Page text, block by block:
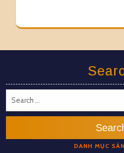
DANH MỤC